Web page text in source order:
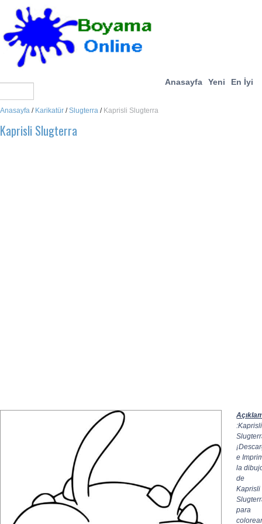
Anasayfa Yeni En İyi
Anasayfa / Karikatür /Slugterra / Kaprisli Slugterra
Kaprisli Slugterra
:Kaprisli
e
la
de
Kaprisli
para